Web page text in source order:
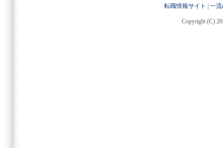
転職情報サイト 一
Copyright (C)